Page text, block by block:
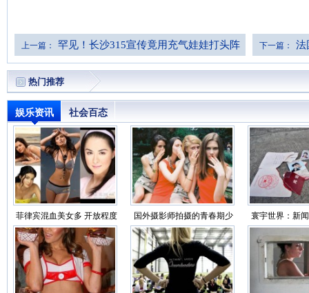
上一篇： 罕见！长沙315宣传竟用充气娃娃打头阵 下一篇： 法
热门推荐
娱乐资讯 社会百态
菲律宾混血美女多 开放程度
超乎想象
国外摄影师拍摄的青春期少
女
寰宇世界：新
你看世界